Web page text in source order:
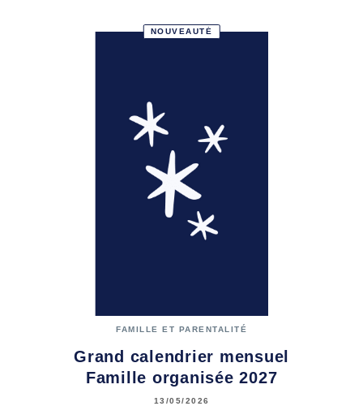
NOUVEAUTÉ
FAMILLE ET PARENTALITÉ
Grand calendrier mensuel
Famille organisée 2027
13/05/2026